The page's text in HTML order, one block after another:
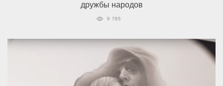
дружбы народов
9 785